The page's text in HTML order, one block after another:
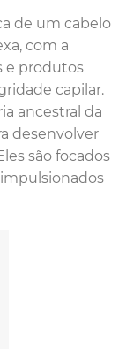
de um cabelo
com a
e produtos
capilar.
ancestral da
desenvolver
são focados